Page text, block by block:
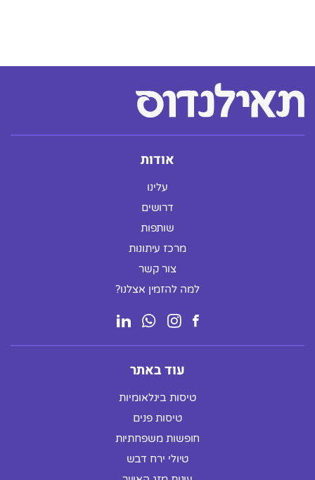
אודות
עלינו
דרושים
שותפות
מרכז עיתונות
צור קשר
למה להזמין אצלנו?
עוד באתר
טיסות בינלאומיות
טיסות פנים
חופשות משפחתיות
טיולי ירח דבש